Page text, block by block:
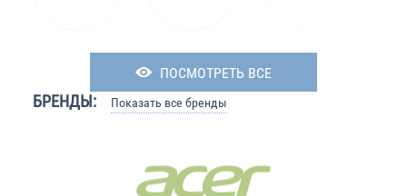
ПОСМОТРЕТЬ ВСЕ
БРЕНДЫ: Показать все бренды